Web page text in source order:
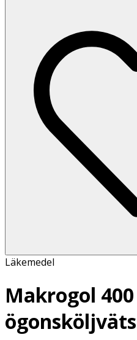
Läkemedel
Makrogol 400